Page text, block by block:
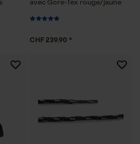
avec Gore-Tex rouge/jaune
CHF 239.90 *